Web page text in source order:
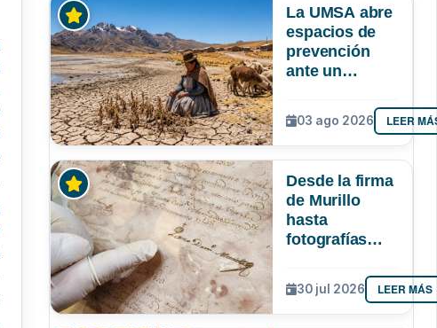
La UMSA abre
espacios de
prevención
ante un
podría superar
a los tres
Bolivia
03 ago 2026 LEER
Desde la firma
de Murillo
hasta
fotografías
resguarda 6
joyas de la
30 jul 2026 LEER MÁS